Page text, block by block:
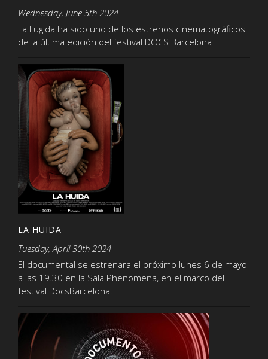
Wednesday, June 5th 2024
La Fugida ha sido uno de los estrenos cinematográficos
de la última edición del festival DOCS Barcelona
LA HUIDA
Tuesday, April 30th 2024
El documental se estrenara el próximo lunes 6 de mayo
a las 19.30 en la Sala Phenomena, en el marco del
festival DocsBarcelona.